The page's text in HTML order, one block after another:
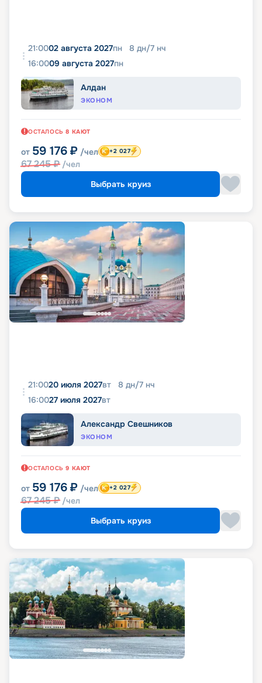
21:0002 августа 2027пн 8 дн/7 нч
16:0009 августа 2027пн
Алдан
ЭКОНОМ
ОСТАЛОСЬ 8 КАЮТ
от 59 176 ₽ /чел
67 245₽ /чел
+2 027
Выбрать круиз
21:0020 июля 2027вт 8 дн/7 нч
16:0027 июля 2027вт
Александр Свешников
ЭКОНОМ
ОСТАЛОСЬ 9 КАЮТ
от 59 176 ₽ /чел
67 245₽ /чел
+2 027
Выбрать круиз